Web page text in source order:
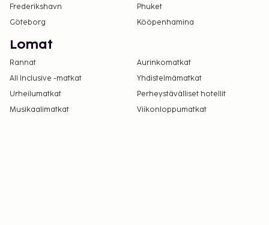
Frederikshavn
Phuket
Göteborg
Kööpenhamina
Lomat
Rannat
Aurinkomatkat
All Inclusive -matkat
Yhdistelmämatkat
Urheilumatkat
Perheystävälliset hotellit
Musikaalimatkat
Viikonloppumatkat